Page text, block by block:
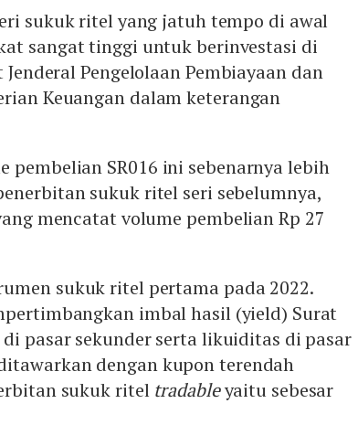
sukuk ritel yang jatuh tempo di awal
sangat tinggi untuk berinvestasi di
Pengelolaan Pembiayaan dan
Keuangan dalam keterangan
pembelian SR016 ini sebenarnya lebih
sukuk ritel seri sebelumnya,
mencatat volume pembelian Rp 27
sukuk ritel pertama pada 2022.
imbal hasil (yield) Surat
di pasar sekunder serta likuiditas di pasar
dengan kupon terendah
sukuk ritel tradableyaitu sebesar